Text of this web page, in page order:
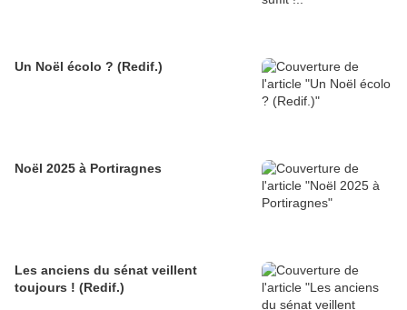
Un Noël écolo ? (Redif.)
Noël 2025 à Portiragnes
Les anciens du sénat veillent
toujours ! (Redif.)